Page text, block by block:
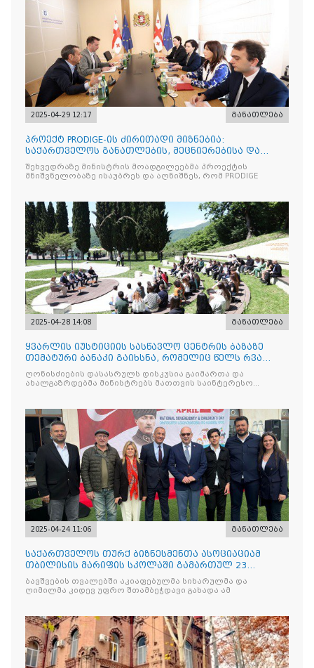
2025-04-29 12:17 განათლება
პროექტ PRODIGE-ის ძირითადი მიზნებია:
საქართველოს განათლების, მეცნიერებისა და
ახალგაზრდობის სამინისტრ
შეხვედრაზე მინისტრის მოადგილეებმა პროექტის
მნიშვნელობაზე ისაუბრეს და აღნიშნეს, რომ PRODIGE
2025-04-28 14:08 განათლება
ყვარლის იუსტიციის სასწავლო ცენტრის ბაზაზე
თემატური ბანაკი გაიხსნა, რომელიც წელს რვა
ნაკადად ჩატარდებ
ღონისძიების დასასრულს დისკუსია გაიმართა და
ახალგაზრდებმა მინისტრებს მათთვის საინტერესო
2025-04-24 11:06 განათლება
საქართველოს თურქ ბიზნესმენთა ასოციაციამ
თბილისის მარიფის სკოლაში გამართულ 23
აპრილის ეროვნული სუვერე
ბავშვების თვალებში აკიაფებულმა სიხარულმა და
ღიმილმა კიდევ უფრო შთამბეჭდავი გახადა ამ